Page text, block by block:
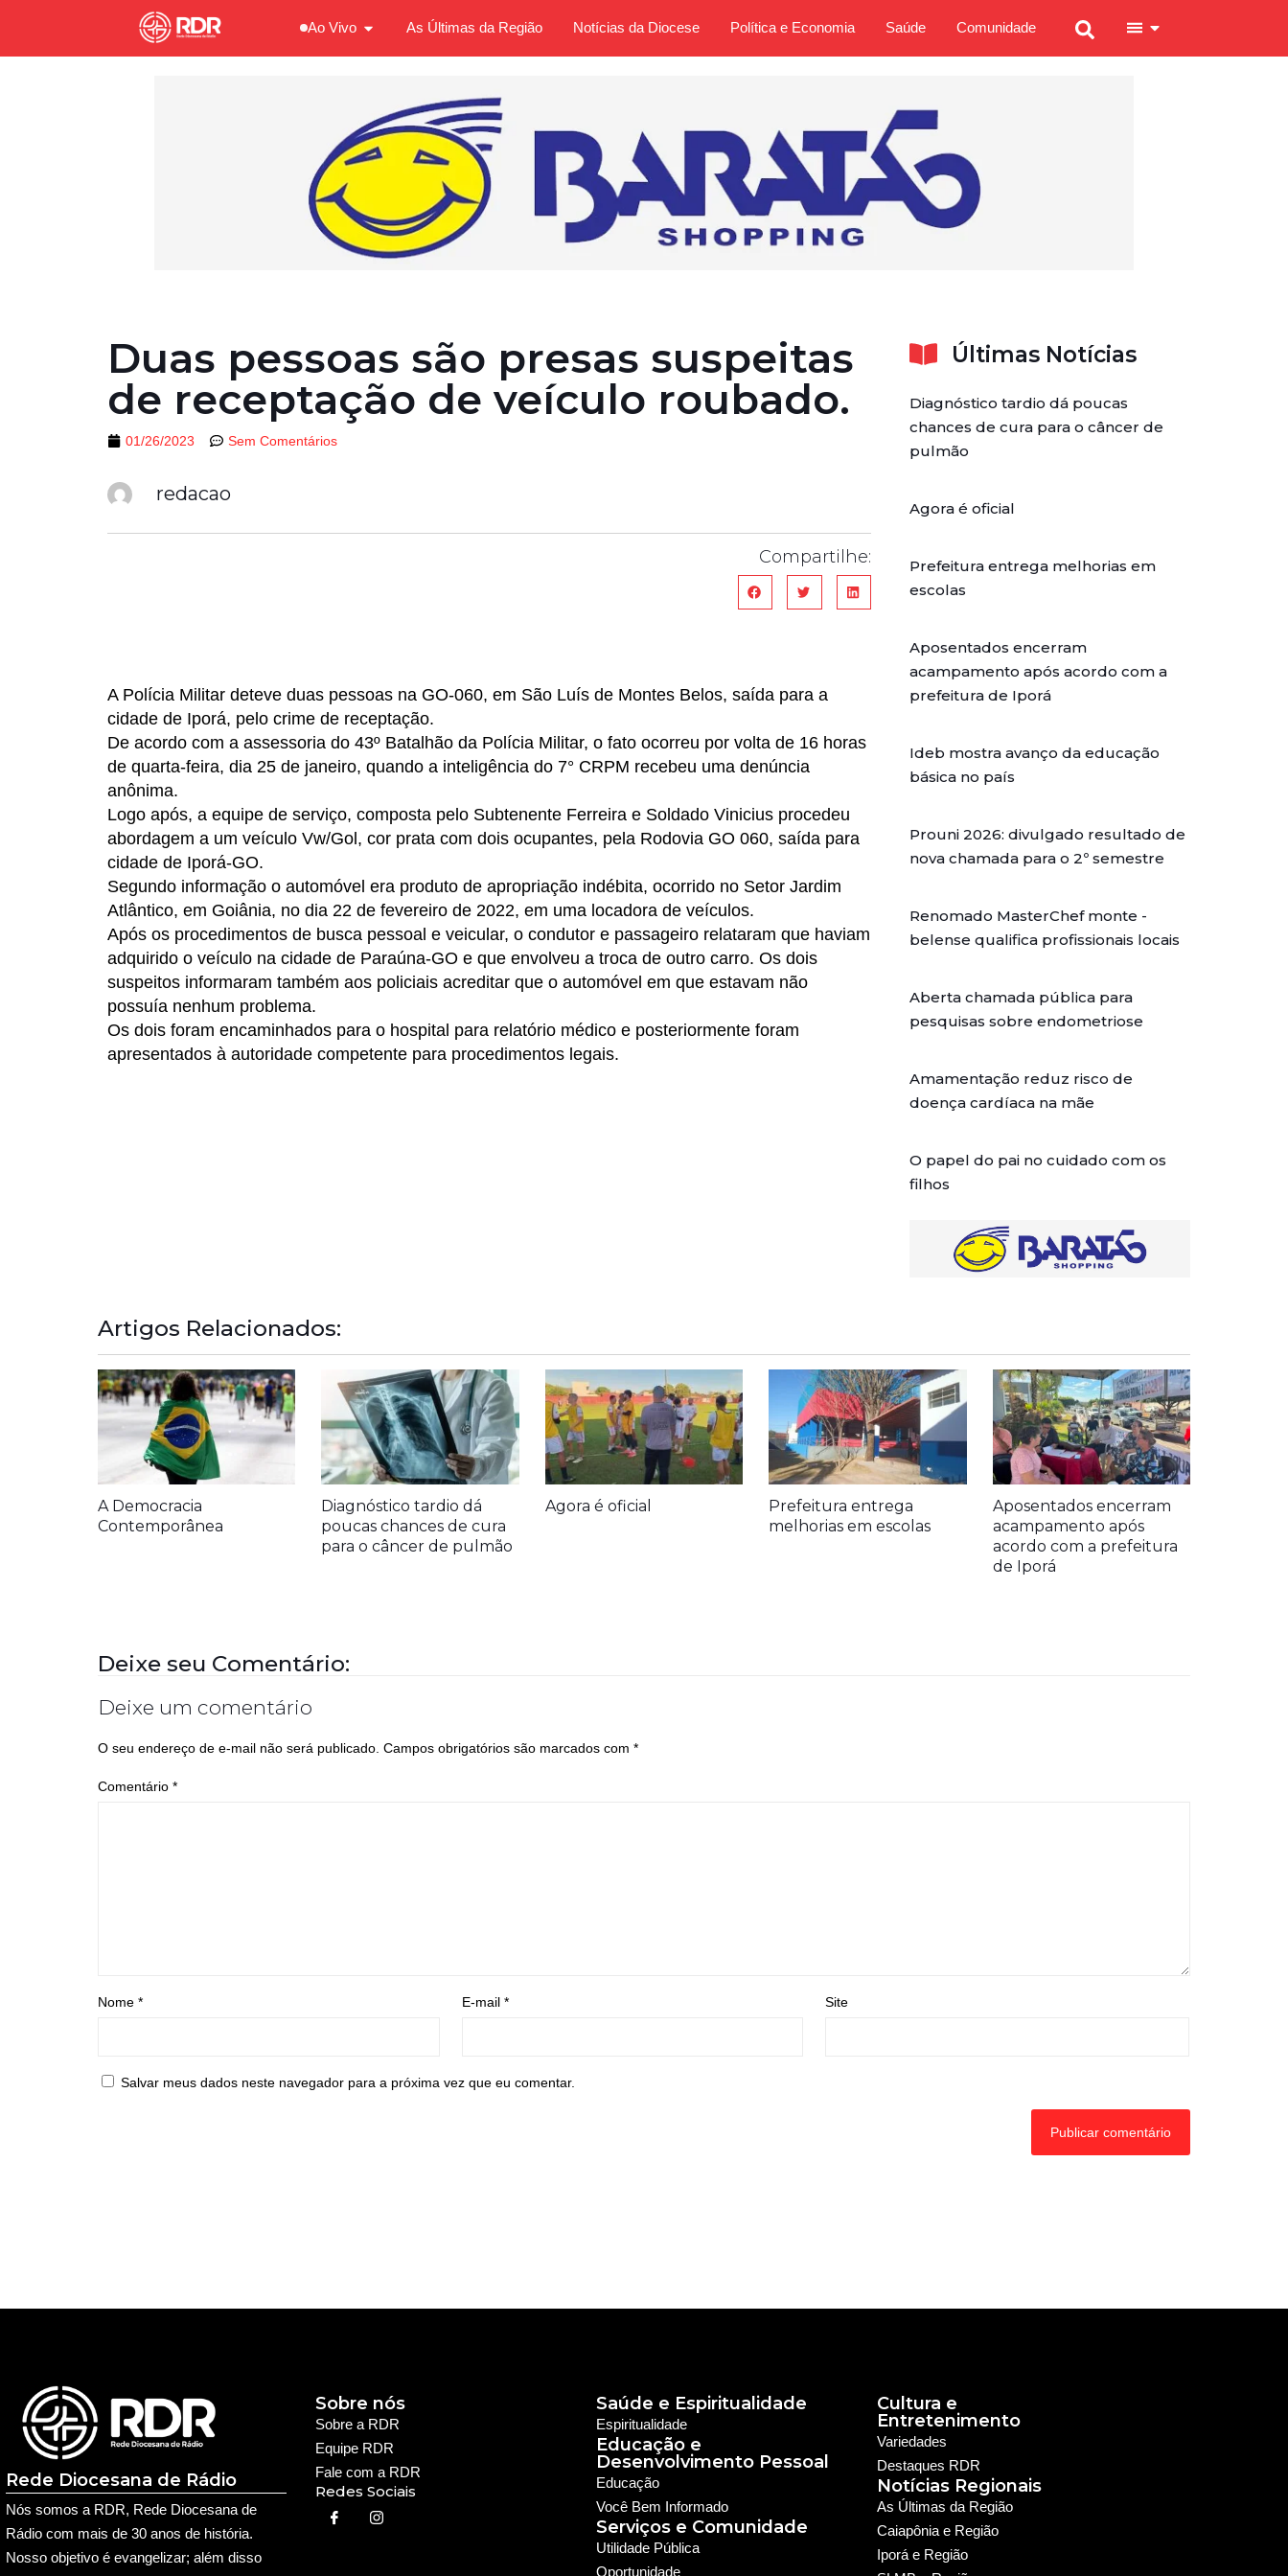
Ao Vivo As Últimas da Região Notícias da Diocese Política e Economia Saúde Comunidade
Duas pessoas são presas suspeitas
de receptação de veículo roubado.
01/26/2023 Sem Comentários
redacao
Compartilhe:
A Polícia Militar deteve duas pessoas na GO-060, em São Luís de Montes Belos, saída para a
cidade de Iporá, pelo crime de receptação.
De acordo com a assessoria do 43º Batalhão da Polícia Militar, o fato ocorreu por volta de 16 horas
de quarta-feira, dia 25 de janeiro, quando a inteligência do 7° CRPM recebeu uma denúncia
anônima.
Logo após, a equipe de serviço, composta pelo Subtenente Ferreira e Soldado Vinicius procedeu
abordagem a um veículo Vw/Gol, cor prata com dois ocupantes, pela Rodovia GO 060, saída para
cidade de Iporá-GO.
Segundo informação o automóvel era produto de apropriação indébita, ocorrido no Setor Jardim
Atlântico, em Goiânia, no dia 22 de fevereiro de 2022, em uma locadora de veículos.
Após os procedimentos de busca pessoal e veicular, o condutor e passageiro relataram que haviam
adquirido o veículo na cidade de Paraúna-GO e que envolveu a troca de outro carro. Os dois
suspeitos informaram também aos policiais acreditar que o automóvel em que estavam não
possuía nenhum problema.
Os dois foram encaminhados para o hospital para relatório médico e posteriormente foram
apresentados à autoridade competente para procedimentos legais.
Últimas Notícias
Diagnóstico tardio dá poucas
chances de cura para o câncer de
pulmão
Agora é oficial
Prefeitura entrega melhorias em
escolas
Aposentados encerram
acampamento após acordo com a
prefeitura de Iporá
Ideb mostra avanço da educação
básica no país
Prouni 2026: divulgado resultado de
nova chamada para o 2º semestre
Renomado MasterChef monte -
belense qualifica profissionais locais
Aberta chamada pública para
pesquisas sobre endometriose
Amamentação reduz risco de
doença cardíaca na mãe
O papel do pai no cuidado com os
filhos
Artigos Relacionados:
A Democracia
Contemporânea
Diagnóstico tardio dá
poucas chances de cura
para o câncer de pulmão
Agora é oficial
Prefeitura entrega
melhorias em escolas
Aposentados encerram
acampamento após
acordo com a prefeitura
de Iporá
Deixe seu Comentário:
Deixe um comentário
O seu endereço de e-mail não será publicado. Campos obrigatórios são marcados com *
Comentário *
Nome * E-mail * Site
Salvar meus dados neste navegador para a próxima vez que eu comentar.
Rede Diocesana de Rádio
Nós somos a RDR, Rede Diocesana de
Rádio com mais de 30 anos de história.
Nosso objetivo é evangelizar; além disso
Sobre a RDR
Equipe RDR
Fale com a RDR
Redes Sociais
Sobre nós Saúde e Espiritualidade
Espiritualidade
Educação e
Desenvolvimento Pessoal
Educação
Você Bem Informado
Serviços e Comunidade
Utilidade Pública
Oportunidade
Cultura e
Entretenimento
Notícias Regionais
As Últimas da Região
Caiapônia e Região
Iporá e Região
Variedades
Destaques RDR